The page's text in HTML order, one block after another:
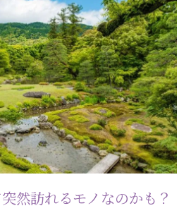
然訪れるモノなのかも？